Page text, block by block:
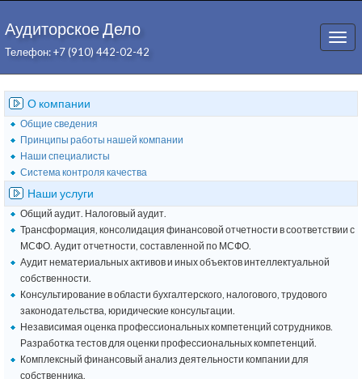
Аудиторское Дело
Телефон: +7 (910) 442-02-42
О компании
Общие сведения
Принципы работы нашей компании
Наши специалисты
Система контроля качества
Наши услуги
Общий аудит. Налоговый аудит.
Трансформация, консолидация финансовой отчетности в соответствии с
МСФО. Аудит отчетности, составленной по МСФО.
Аудит нематериальных активов и иных объектов интеллектуальной
собственности.
Консультирование в области бухгалтерского, налогового, трудового
законодательства, юридические консультации.
Независимая оценка профессиональных компетенций сотрудников.
Разработка тестов для оценки профессиональных компетенций.
Комплексный финансовый анализ деятельности компании для
собственника.